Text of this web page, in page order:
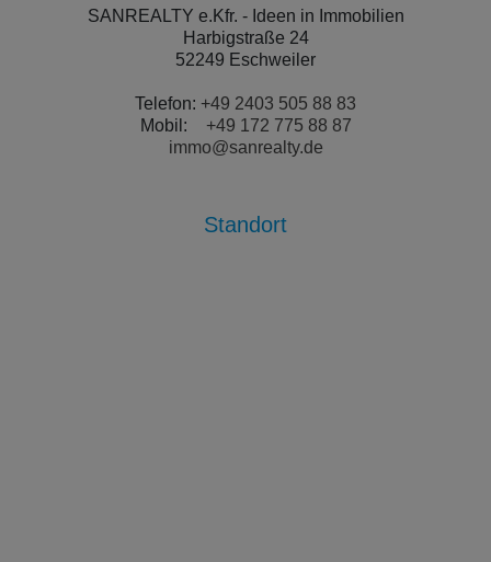
SANREALTY e.Kfr. - Ideen in Immobilien
Harbigstraße 24
52249 Eschweiler
Telefon: +49 2403 505 88 83
Mobil:
+49 172 775 88 87
immo@sanrealty.de
Standort